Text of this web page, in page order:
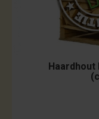
Haardhout